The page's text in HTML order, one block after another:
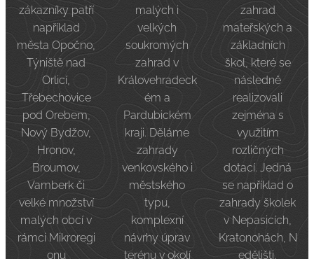
zákazníky patří
například
města Opočno,
Týniště nad
Orlicí,
Třebechovice
pod Orebem,
Nový Bydžov,
Hronov,
Broumov,
Vamberk či
velké množství
malých obcí v
rámci Mikroregi
onu
malých i
velkých
soukromých
zahrad v
Královehradeck
ém a
Pardubickém
kraji. Děláme
zahrady
venkovského i
městského
typu,
komplexní
návrhy úprav
terénu v okolí
zahrad
mateřských a
základních
škol, které se
následně
realizovali
zejména s
využitím
rozličných
dotací. Jedná
se například o
zahrady školek
v Nepasicích,
Kratonohách, N
edělišti,